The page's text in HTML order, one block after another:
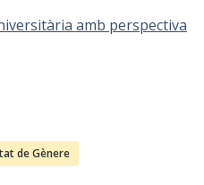
amb perspectiva
de Gènere